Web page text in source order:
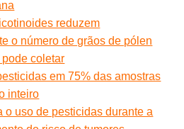
reduzem
o número de grãos de pólen
coletar
em 75% das amostras
inteiro
o uso de pesticidas durante a